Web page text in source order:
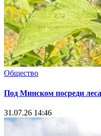
Общество
Под Минском посреди
31.07.26 14:46